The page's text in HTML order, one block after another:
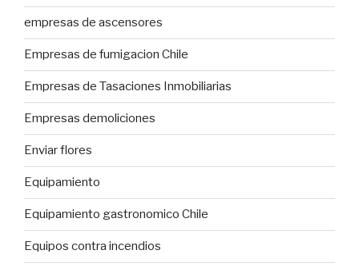
empresas de ascensores
Empresas de fumigacion Chile
Empresas de Tasaciones Inmobiliarias
Empresas demoliciones
Enviar flores
Equipamiento
Equipamiento gastronomico Chile
Equipos contra incendios